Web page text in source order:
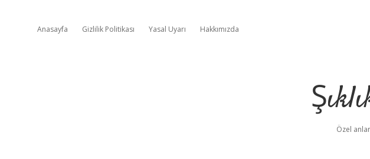
Anasayfa Gizlilik Politikası Yasal Uyarı Hakkımızda
Özel